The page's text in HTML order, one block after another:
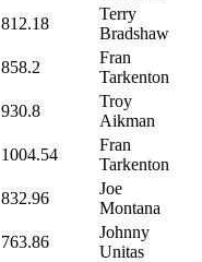
812.18
Terry
Bradshaw
858.2
Fran
Tarkenton
930.8
Troy
Aikman
1004.54
Fran
Tarkenton
832.96
Joe
Montana
763.86
Johnny
Unitas